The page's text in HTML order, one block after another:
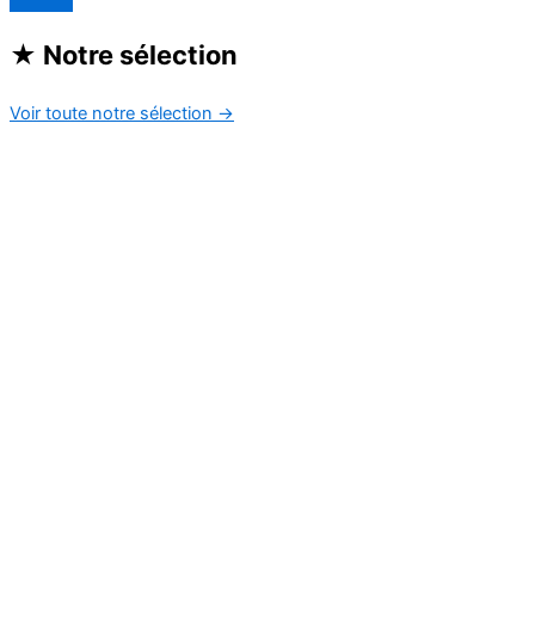
★ Notre sélection
Voir toute notre sélection →